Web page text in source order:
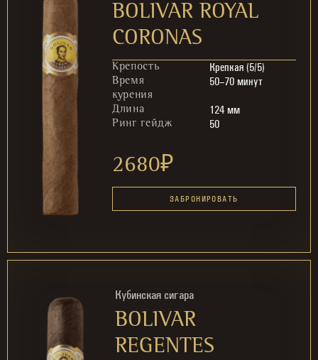
BOLIVAR ROYAL
CORONAS
Крепость Крепкая (5/5)
Время
курения
50–70 минут
Длина 124 мм
Ринг гейдж 50
2680₽
ЗАБРОНИРОВАТЬ
Кубинская сигара
BOLIVAR
REGENTES